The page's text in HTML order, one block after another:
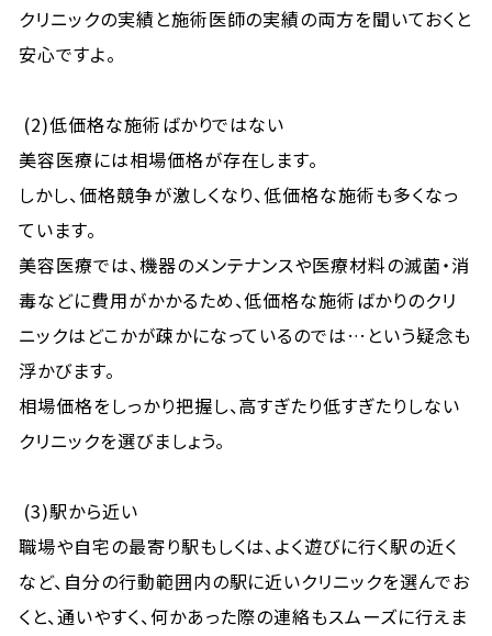
クリニックの実績と施術医師の実績の両方を聞いておくと
安心ですよ。
(2)低価格な施術ばかりではない
美容医療には相場価格が存在します。
しかし、価格競争が激しくなり、低価格な施術も多くなっ
ています。
美容医療では、機器のメンテナンスや医療材料の滅菌・消
毒などに費用がかかるため、低価格な施術ばかりのクリ
ニックはどこかが疎かになっているのでは…という疑念も
浮かびます。
相場価格をしっかり把握し、高すぎたり低すぎたりしない
クリニックを選びましょう。
(3)駅から近い
職場や自宅の最寄り駅もしくは、よく遊びに行く駅の近く
など、自分の行動範囲内の駅に近いクリニックを選んでお
くと、通いやすく、何かあった際の連絡もスムーズに行えま